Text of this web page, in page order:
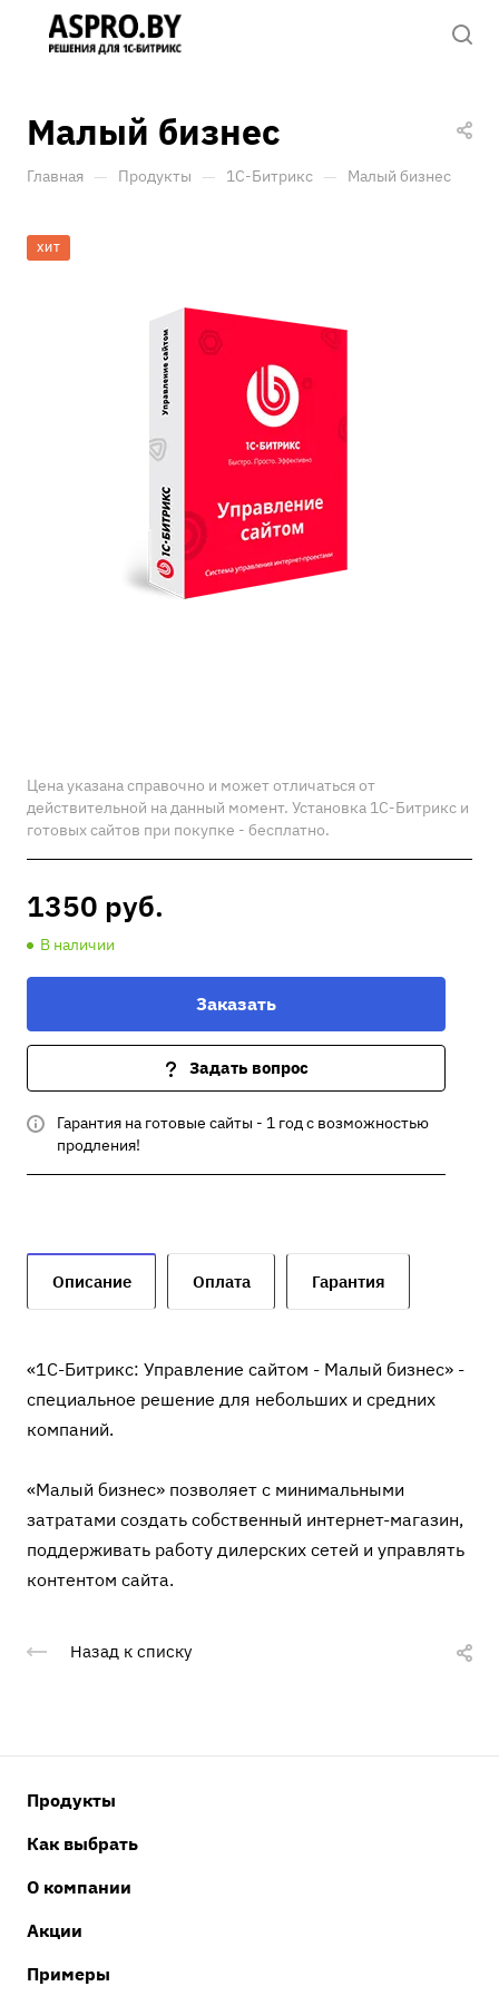
Малый бизнес
Главная — Продукты — 1С-Битрикс — Малый бизнес
ХИТ
Цена указана справочно и может отличаться от
действительной на данный момент. Установка 1С-Битрикс и
готовых сайтов при покупке - бесплатно.
1350 руб.
В наличии
Заказать
Задать вопрос
Гарантия на готовые сайты - 1 год с возможностью
продления!
Описание Оплата Гарантия
«1С-Битрикс: Управление сайтом - Малый бизнес» -
специальное решение для небольших и средних
компаний.
«Малый бизнес» позволяет с минимальными
затратами создать собственный интернет-магазин,
поддерживать работу дилерских сетей и управлять
контентом сайта.
Назад к списку
Продукты
Как выбрать
О компании
Акции
Примеры